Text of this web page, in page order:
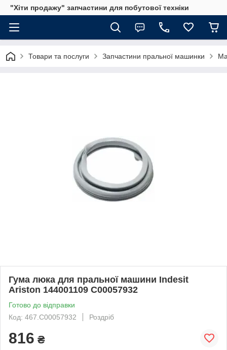
"Хіти продажу" запчастини для побутової техніки
Товари та послуги Запчастини пральної машинки
Гума люка для пральної машини Indesit
Ariston 144001109 C00057932
Готово до відправки
Код: 467.C00057932
Роздріб
816 ₴